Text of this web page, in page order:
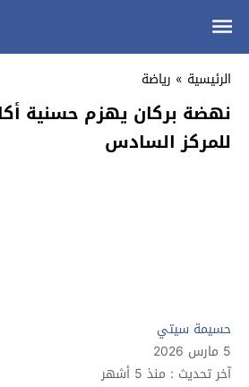
الرئيسية » رياضة
للمركز السادس
حسيمة سيتي
5 مارس 2026
آخر تحديث : منذ 5 أشهر